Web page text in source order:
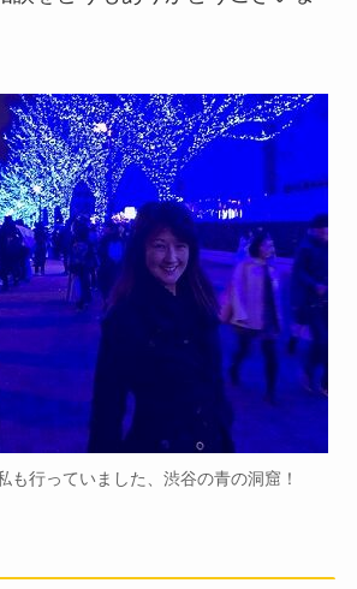
も行っていました、渋谷の青の洞窟！